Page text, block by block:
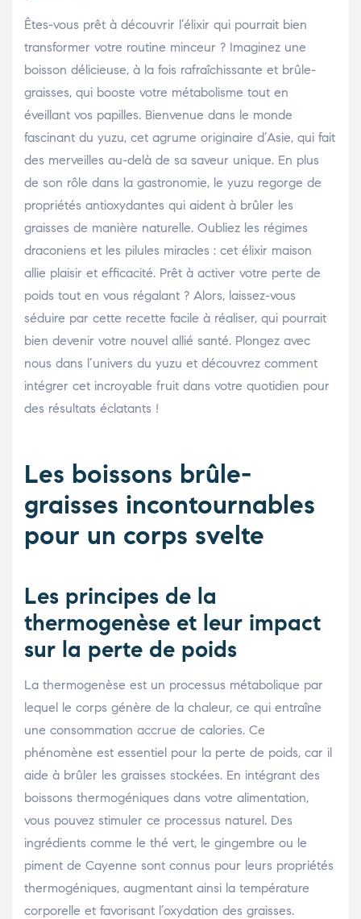
Êtes-vous prêt à découvrir l’élixir qui pourrait bien
transformer votre routine minceur ? Imaginez une
boisson délicieuse, à la fois rafraîchissante et brûle-
graisses, qui booste votre métabolisme tout en
éveillant vos papilles. Bienvenue dans le monde
fascinant du yuzu, cet agrume originaire d’Asie, qui fait
des merveilles au-delà de sa saveur unique. En plus
de son rôle dans la gastronomie, le yuzu regorge de
propriétés antioxydantes qui aident à brûler les
graisses de manière naturelle. Oubliez les régimes
draconiens et les pilules miracles : cet élixir maison
allie plaisir et efficacité. Prêt à activer votre perte de
poids tout en vous régalant ? Alors, laissez-vous
séduire par cette recette facile à réaliser, qui pourrait
bien devenir votre nouvel allié santé. Plongez avec
nous dans l’univers du yuzu et découvrez comment
intégrer cet incroyable fruit dans votre quotidien pour
des résultats éclatants !
Les boissons brûle-
graisses incontournables
pour un corps svelte
Les principes de la
thermogenèse et leur impact
sur la perte de poids
La thermogenèse est un processus métabolique par
lequel le corps génère de la chaleur, ce qui entraîne
une consommation accrue de calories. Ce
phénomène est essentiel pour la perte de poids, car il
aide à brûler les graisses stockées. En intégrant des
boissons thermogéniques dans votre alimentation,
vous pouvez stimuler ce processus naturel. Des
ingrédients comme le thé vert, le gingembre ou le
piment de Cayenne sont connus pour leurs propriétés
thermogéniques, augmentant ainsi la température
corporelle et favorisant l’oxydation des graisses.